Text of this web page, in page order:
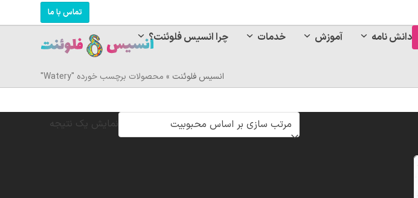
تماس با ما
چرا انسیس فلوئنت؟ خدمات آموزش دانش نامه
انسیس فلوئنت » محصولات برچسب خورده "Watery"
نمایش یک نتیجه